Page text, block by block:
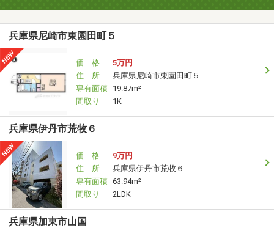
兵庫県尼崎市東園田町５
価 格
5万円
住 所
兵庫県尼崎市東園田町５
専有面積 19.87m²
間取り
1K
兵庫県伊丹市荒牧６
価 格
9万円
住 所
兵庫県伊丹市荒牧６
専有面積 63.94m²
間取り
2LDK
兵庫県加東市山国